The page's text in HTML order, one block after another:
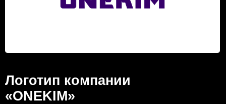
Логотип компании
«ONEKIM»